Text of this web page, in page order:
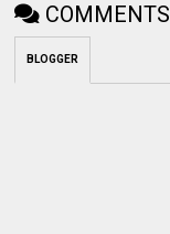
COMMENTS
BLOGGER